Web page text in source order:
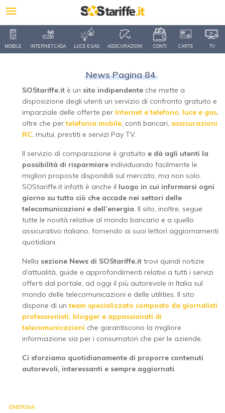
MOBILE INTERNET CASA LUCE E GAS ASSICURAZIONI CONTI CARTE TV
News Pagina 84
SOStariffe.it è un sito indipendente che mette a
disposizione degli utenti un servizio di confronto gratuito e
imparziale delle offerte per Internet e telefono, luce e gas,
oltre che pertelefonia mobile, conti bancari, assicurazioni
RC, mutui, prestiti e servizi Pay TV.
Il servizio di comparazione è gratuito e dà agli utenti la
possibilità di risparmiare individuando facilmente le
migliori proposte disponibili sul mercato, ma non solo.
SOStariffe.it infatti è anche il luogo in cui informarsi ogni
giorno su tutto ciò che accade nei settori delle
telecomunicazioni e dell’energia. Il sito, inoltre, segue
tutte le novità relative al mondo bancario e a quello
assicurativo italiano, fornendo ai suoi lettori aggiornamenti
quotidiani.
Nella sezione News di SOStariffe.it trovi quindi notizie
d’attualità, guide e approfondimenti relativi a tutti i servizi
offerti dal portale, ad oggi il più autorevole in Italia sul
mondo delle telecomunicazioni e delle utilities. Il sito
dispone di unteam specializzato composto da giornalisti
professionisti, blogger e appassionati di
telecomunicazioni che garantiscono la migliore
informazione sia per i consumatori che per le aziende.
Ci sforziamo quotidianamente di proporre contenuti
autorevoli, interessanti e sempre aggiornati.
ENERGIA